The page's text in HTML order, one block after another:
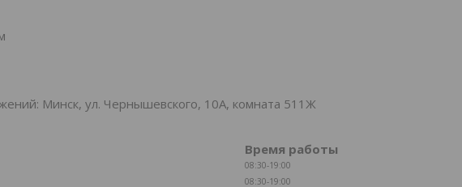
Минск, ул. Чернышевского, 10А, комната 511Ж
Время работы
08:30-19:00
08:30-19:00